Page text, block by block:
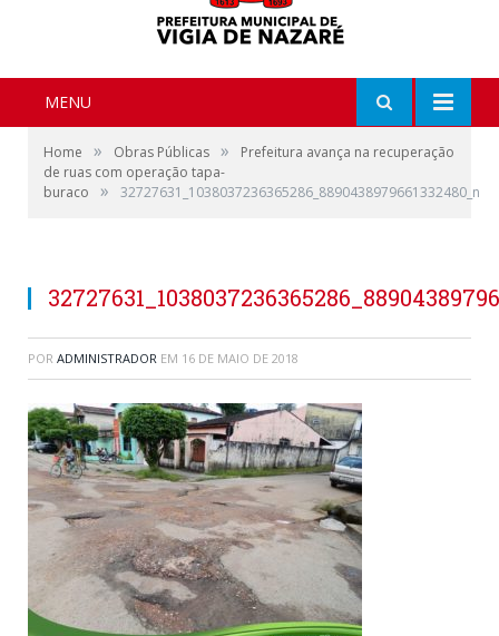
MENU
Home » Obras Públicas »
Prefeitura avança na recuperação
de ruas com operação tapa-
buraco
» 32727631_1038037236365286_8890438979661332480_n
POR ADMINISTRADOR EM 16 DE MAIO DE 2018